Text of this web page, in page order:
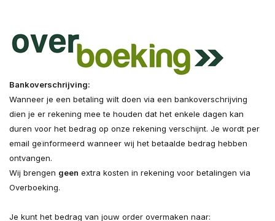
Bankoverschrijving:
Wanneer je een betaling wilt doen via een bankoverschrijving
dien je er rekening mee te houden dat het enkele dagen kan
duren voor het bedrag op onze rekening verschijnt. Je wordt per
email geïnformeerd wanneer wij het betaalde bedrag hebben
ontvangen.
Wij brengen geen extra kosten in rekening voor betalingen via
Overboeking.
Je kunt het bedrag van jouw order overmaken naar: